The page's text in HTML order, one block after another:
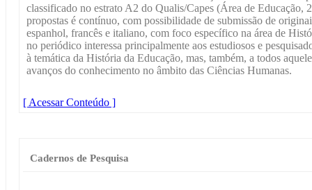
classificado no estrato A2 do Qualis/Capes (Área de Educação,
propostas é contínuo, com possibilidade de submissão de
espanhol, francês e italiano, com foco específico na área de
no periódico interessa principalmente aos estudiosos e
à temática da História da Educação, mas, também, a todos
avanços do conhecimento no âmbito das Ciências Humanas.
[ Acessar Conteúdo ]
Cadernos de Pesquisa